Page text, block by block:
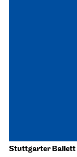
Stuttgarter Ballett